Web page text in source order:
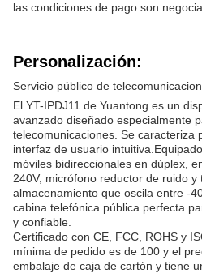
las condiciones de pago son
Personalización:
Servicio público de
El YT-IPDJ11 de Yuantong es un
avanzado diseñado especialmente
telecomunicaciones. Se caracteriza
interfaz de usuario
móviles bidireccionales en dúplex,
240V, micrófono reductor de ruido y
almacenamiento que oscila entre -
cabina telefónica pública perfecta
y confiable.
Certificado con CE, FCC, ROHS y
mínima de pedido es de 100 y el
embalaje de caja de cartón y tiene